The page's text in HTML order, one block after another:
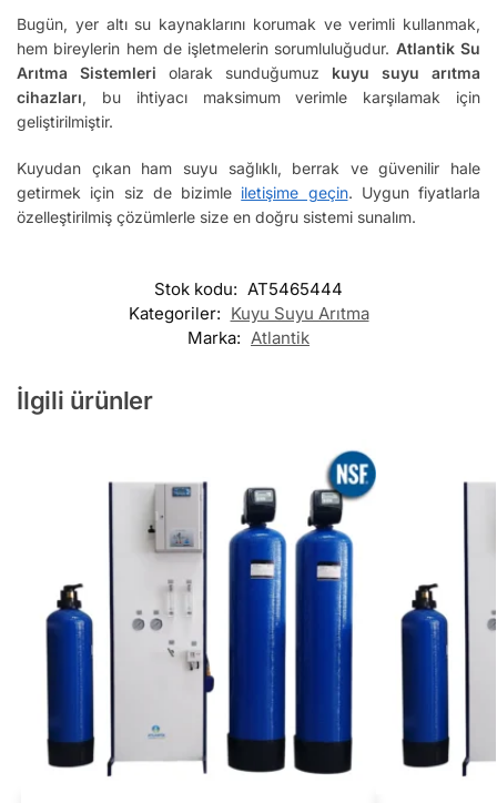
Bugün, yer altı su kaynaklarını korumak ve verimli kullanmak,
hem bireylerin hem de işletmelerin sorumluluğudur. Atlantik Su
Arıtma Sistemleri olarak sunduğumuz kuyu suyu arıtma
cihazları, bu ihtiyacı maksimum verimle karşılamak için
geliştirilmiştir.
Kuyudan çıkan ham suyu sağlıklı, berrak ve güvenilir hale
getirmek için siz de bizimle iletişime geçin. Uygun fiyatlarla
özelleştirilmiş çözümlerle size en doğru sistemi sunalım.
Stok kodu: AT5465444
Kategoriler: Kuyu Suyu Arıtma
Marka: Atlantik
İlgili ürünler